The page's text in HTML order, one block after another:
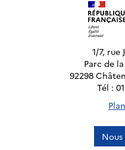
1/7, rue
Parc de
92298
Tél :